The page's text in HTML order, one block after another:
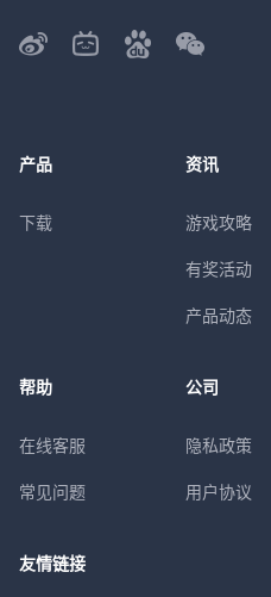
产品
下载
资讯
游戏攻略
有奖活动
产品动态
帮助
在线客服
常见问题
公司
隐私政策
用户协议
友情链接